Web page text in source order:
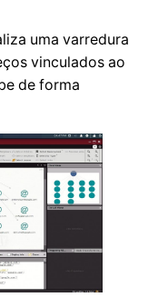
uma varredura
vinculados ao
de forma